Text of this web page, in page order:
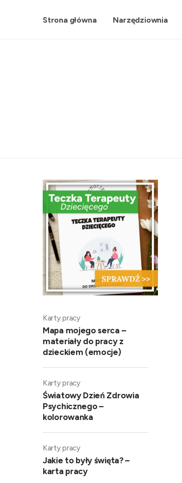
Strona główna Narzędziownia
Karty pracy
Mapa mojego serca –
materiały do pracy z
dzieckiem (emocje)
Karty pracy
Światowy Dzień Zdrowia
Psychicznego –
kolorowanka
Karty pracy
Jakie to były święta? –
karta pracy